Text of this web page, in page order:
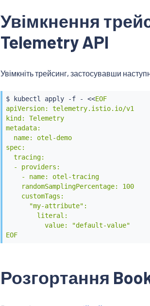
Увімкнення
Telemetry API
Увімкніть трейсинг, застосувавши
$ kubectl apply -f - <<EOF
apiVersion: telemetry.istio.io/v1
kind: Telemetry
metadata:
  name: otel-demo
spec:
  tracing:
  - providers:
    - name: otel-tracing
    randomSamplingPercentage: 100
    customTags:
      "my-attribute":
        literal:
          value: "default-value"
EOF
Розгортання